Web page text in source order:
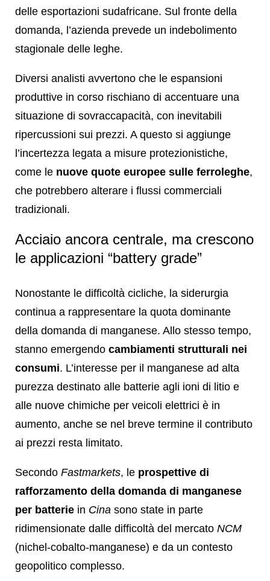
delle esportazioni sudafricane. Sul fronte della
domanda, l’azienda prevede un indebolimento
stagionale delle leghe.
Diversi analisti avvertono che le espansioni
produttive in corso rischiano di accentuare una
situazione di sovraccapacità, con inevitabili
ripercussioni sui prezzi. A questo si aggiunge
l’incertezza legata a misure protezionistiche,
come le nuove quote europee sulle ferroleghe,
che potrebbero alterare i flussi commerciali
tradizionali.
Acciaio ancora centrale, ma crescono
le applicazioni “battery grade”
Nonostante le difficoltà cicliche, la siderurgia
continua a rappresentare la quota dominante
della domanda di manganese. Allo stesso tempo,
stanno emergendo cambiamenti strutturali nei
consumi. L’interesse per il manganese ad alta
purezza destinato alle batterie agli ioni di litio e
alle nuove chimiche per veicoli elettrici è in
aumento, anche se nel breve termine il contributo
ai prezzi resta limitato.
Secondo Fastmarkets, le prospettive di
rafforzamento della domanda di manganese
per batterie in Cina sono state in parte
ridimensionate dalle difficoltà del mercato NCM
(nichel-cobalto-manganese) e da un contesto
geopolitico complesso.